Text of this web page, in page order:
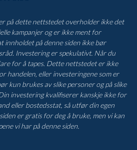
på dette nettstedet overholder ikke det
kampanjer og er ikke ment for
på denne siden ikke bør
Investering er spekulativt. Når du
for å tapes. Dette nettstedet er ikke
handelen, eller investeringene som er
kun brukes av slike personer og på slike
investering kvalifiserer kanskje ikke for
eller bostedsstat, så utfør din egen
er gratis for deg å bruke, men vi kan
vi har på denne siden.